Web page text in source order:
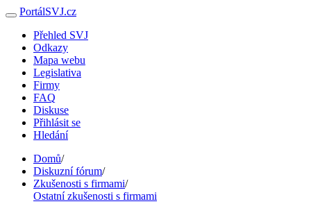
PortálSVJ.cz
Přehled SVJ
Odkazy
Mapa webu
Legislativa
Firmy
FAQ
Diskuse
Přihlásit se
Hledání
Domů/
Diskuzní fórum/
Zkušenosti s firmami/
Ostatní zkušenosti s firmami